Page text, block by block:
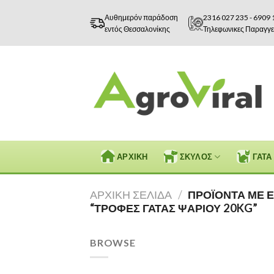
Αυθημερόν παράδοση
εντός Θεσσαλονίκης
2316 027 235 - 6909
Τηλεφωνικες
ΑΡΧΙΚΗ ΣΚΥΛΟΣ ΓΑΤΑ
ΑΡΧΙΚΉ ΣΕΛΊΔΑ / ΠΡΟΪΌΝΤΑ ΜΕ
“ΤΡΟΦΈΣ ΓΆΤΑΣ ΨΑΡΙΟΎ 20KG”
BROWSE